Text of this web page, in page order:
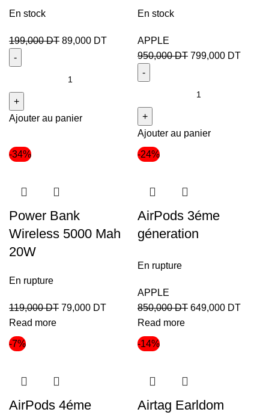
En stock
199,000DT 89,000 DT
Ajouter au panier
En stock
APPLE
950,000DT 799,000 DT
Ajouter au panier
-34%
Power Bank
Wireless 5000 Mah
20W
En rupture
119,000DT 79,000 DT
Read more
-24%
AirPods 3éme
géneration
En rupture
APPLE
850,000DT 649,000 DT
Read more
-7%
AirPods 4éme
-14%
Airtag Earldom